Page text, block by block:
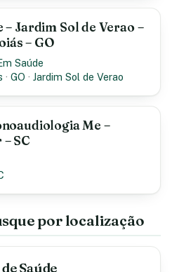
Jardim Sol de Verao –
– GO
Saúde
·GO ·Jardim Sol de Verao
Me –
SC
por localização
Saúde